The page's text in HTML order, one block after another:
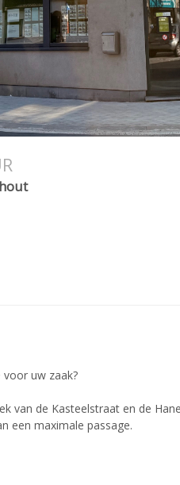
uw zaak?
van de Kasteelstraat en de
een maximale passage.